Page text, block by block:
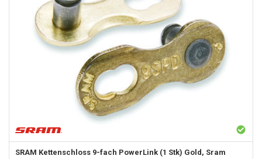
SRAM Kettenschloss 9-fach PowerLink (1 Stk) Gold, Sram